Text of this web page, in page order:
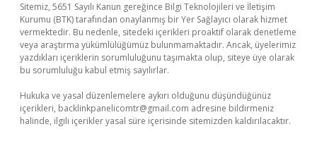
Sitemiz, 5651 Sayılı Kanun gereğince Bilgi Teknolojileri ve İletişim
Kurumu (BTK) tarafından onaylanmış bir Yer Sağlayıcı olarak hizmet
vermektedir. Bu nedenle, sitedeki içerikleri proaktif olarak denetleme
veya araştırma yükümlülüğümüz bulunmamaktadır. Ancak, üyelerimiz
yazdıkları içeriklerin sorumluluğunu taşımakta olup, siteye üye olarak
bu sorumluluğu kabul etmiş sayılırlar.
Hukuka ve yasal düzenlemelere aykırı olduğunu düşündüğünüz
içerikleri, backlinkpanelicomtr@gmail.com adresine bildirmeniz
halinde, ilgili içerikler yasal süre içerisinde sitemizden kaldırılacaktır.